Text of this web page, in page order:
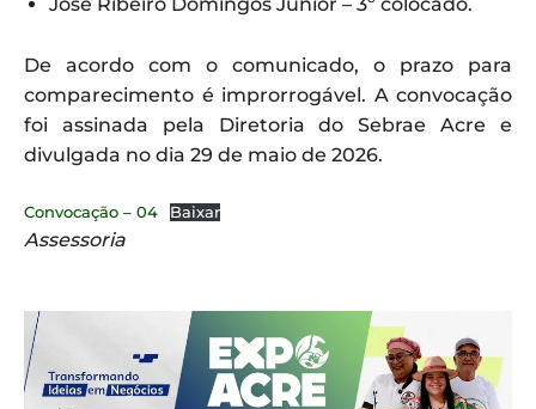
Jose Ribeiro Domingos Junior – 3º colocado.
De acordo com o comunicado, o prazo para
comparecimento é improrrogável. A convocação
foi assinada pela Diretoria do Sebrae Acre e
divulgada no dia 29 de maio de 2026.
Convocação – 04 Baixar
Assessoria